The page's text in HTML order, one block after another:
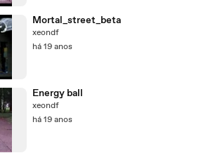
Mortal_street_beta
xeondf
há 19 anos
Energy ball
xeondf
há 19 anos